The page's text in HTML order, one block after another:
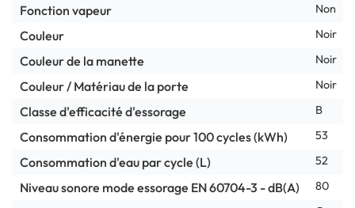
Fonction vapeur Non
Couleur Noir
Couleur de la manette Noir
Couleur / Matériau de la porte Noir
Classe d'efficacité d'essorage B
Consommation d'énergie pour 100 cycles (kWh) 53
Consommation d'eau par cycle (L) 52
Niveau sonore mode essorage EN 60704-3 - dB(A) 80